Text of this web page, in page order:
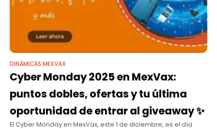
DINÁMICAS MEXVAX
Cyber Monday 2025 en MexVax:
puntos dobles, ofertas y tu última
oportunidad de entrar al giveaway ✨
El Cyber Monday en MexVax, este 1 de diciembre, es el día